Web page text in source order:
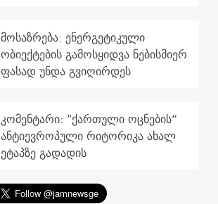
მოსაზრება: ენერგეტიკული
ობიექტების გამოსყიდვა ნებისმიერ
ფასად უნდა გვიღირდეს
კომენტარი: "ქართული ოცნების“
ანტიევროპული რიტორიკა ახალ
ეტაპზე გადადის